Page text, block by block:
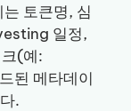
토큰명, 심
일정,
(예:
된 메타데이
.